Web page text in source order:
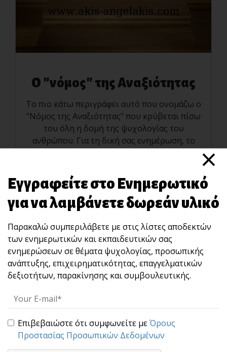
Ο "νόμος" της Αναξιότητας
Το πιο κάτω περιγράφει αυτό που ονομάζω ο
"Νόμος της Αναξιότητας" που κρύβεται πίσω
του όλη η δομή της ψυχολογίας του
ανθρώπου. Για τη δική σας ενημέρωση, το
Σύγχρονα Εκπαιδευτικά, Επιμορφωτικά
Life Training
×
Εγγραφείτε στο Ενημερωτικό
για να λαμβάνετε δωρεάν υλικό
Παρακαλώ συμπεριλάβετε με στις λίστες αποδεκτών
των ενημερωτικών και εκπαιδευτικών σας
ενημερώσεων σε θέματα ψυχολογίας, προσωπικής
ανάπτυξης, επιχειρηματικότητας, επαγγελματικών
δεξιοτήτων, παρακίνησης και συμβουλευτικής.
Επιβεβαιώστε ότι συμφωνείτε μεΌρους
Προστασίας Προσωπικών Δεδομένων